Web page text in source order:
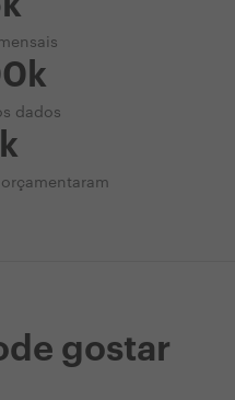
dados
gostar